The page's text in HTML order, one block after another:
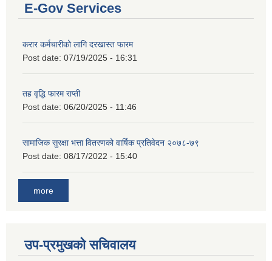
E-Gov Services
करार कर्मचारीको लागि दरखास्त फारम
Post date: 07/19/2025 - 16:31
तह वृद्धि फारम राप्ती
Post date: 06/20/2025 - 11:46
सामाजिक सुरक्षा भत्ता वितरणको वार्षिक प्रतिवेदन २०७८-७९
Post date: 08/17/2022 - 15:40
more
उप-प्रमुखको सचिवालय